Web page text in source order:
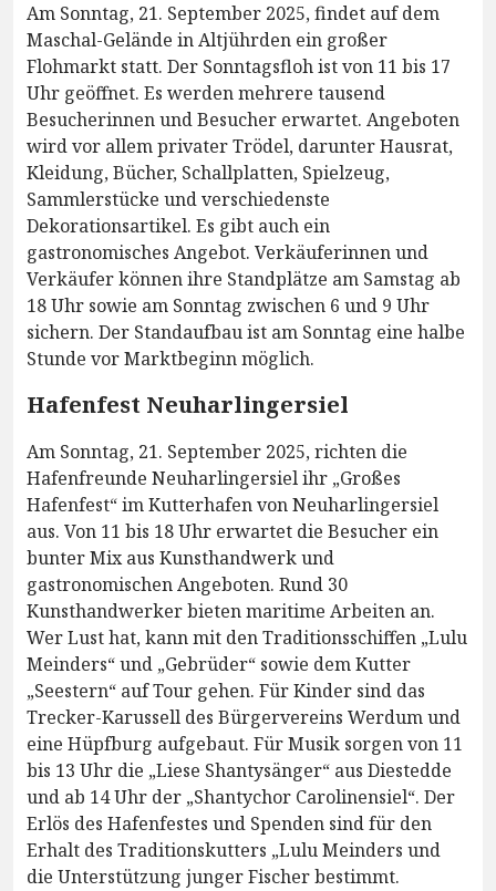
Am Sonntag, 21. September 2025, findet auf dem
Maschal-Gelände in Altjührden ein großer
Flohmarkt statt. Der Sonntagsfloh ist von 11 bis 17
Uhr geöffnet. Es werden mehrere tausend
Besucherinnen und Besucher erwartet. Angeboten
wird vor allem privater Trödel, darunter Hausrat,
Kleidung, Bücher, Schallplatten, Spielzeug,
Sammlerstücke und verschiedenste
Dekorationsartikel. Es gibt auch ein
gastronomisches Angebot. Verkäuferinnen und
Verkäufer können ihre Standplätze am Samstag ab
18 Uhr sowie am Sonntag zwischen 6 und 9 Uhr
sichern. Der Standaufbau ist am Sonntag eine halbe
Stunde vor Marktbeginn möglich.
Hafenfest Neuharlingersiel
Am Sonntag, 21. September 2025, richten die
Hafenfreunde Neuharlingersiel ihr „Großes
Hafenfest“ im Kutterhafen von Neuharlingersiel
aus. Von 11 bis 18 Uhr erwartet die Besucher ein
bunter Mix aus Kunsthandwerk und
gastronomischen Angeboten. Rund 30
Kunsthandwerker bieten maritime Arbeiten an.
Wer Lust hat, kann mit den Traditionsschiffen „Lulu
Meinders“ und „Gebrüder“ sowie dem Kutter
„Seestern“ auf Tour gehen. Für Kinder sind das
Trecker-Karussell des Bürgervereins Werdum und
eine Hüpfburg aufgebaut. Für Musik sorgen von 11
bis 13 Uhr die „Liese Shantysänger“ aus Diestedde
und ab 14 Uhr der „Shantychor Carolinensiel“. Der
Erlös des Hafenfestes und Spenden sind für den
Erhalt des Traditionskutters „Lulu Meinders und
die Unterstützung junger Fischer bestimmt.